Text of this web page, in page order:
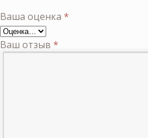
Ваша оценка *
Ваш отзыв *